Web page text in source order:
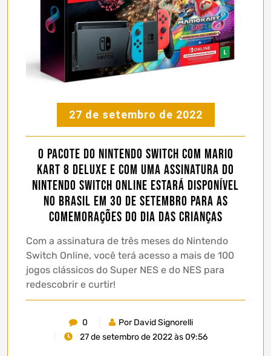
27 de setembro de 2022
O pacote do Nintendo Switch com Mario
Kart 8 Deluxe e com uma assinatura do
Nintendo Switch Online estará disponível
no Brasil em 30 de setembro para as
comemorações do Dia das Crianças
Com a assinatura de três meses do Nintendo
Switch Online, você terá acesso a mais de 100
jogos clássicos do Super NES e do NES para
redescobrir e curtir!
0
Por David Signorelli
27 de setembro de 2022 às 09:56